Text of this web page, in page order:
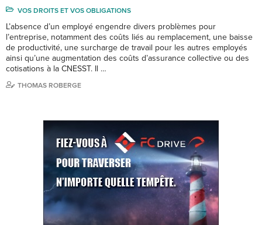
VOS DROITS ET VOS OBLIGATIONS
L’absence d’un employé engendre divers problèmes pour
l’entreprise, notamment des coûts liés au remplacement, une baisse
de productivité, une surcharge de travail pour les autres employés
ainsi qu’une augmentation des coûts d’assurance collective ou des
cotisations à la CNESST. Il …
THOMAS ROBERGE